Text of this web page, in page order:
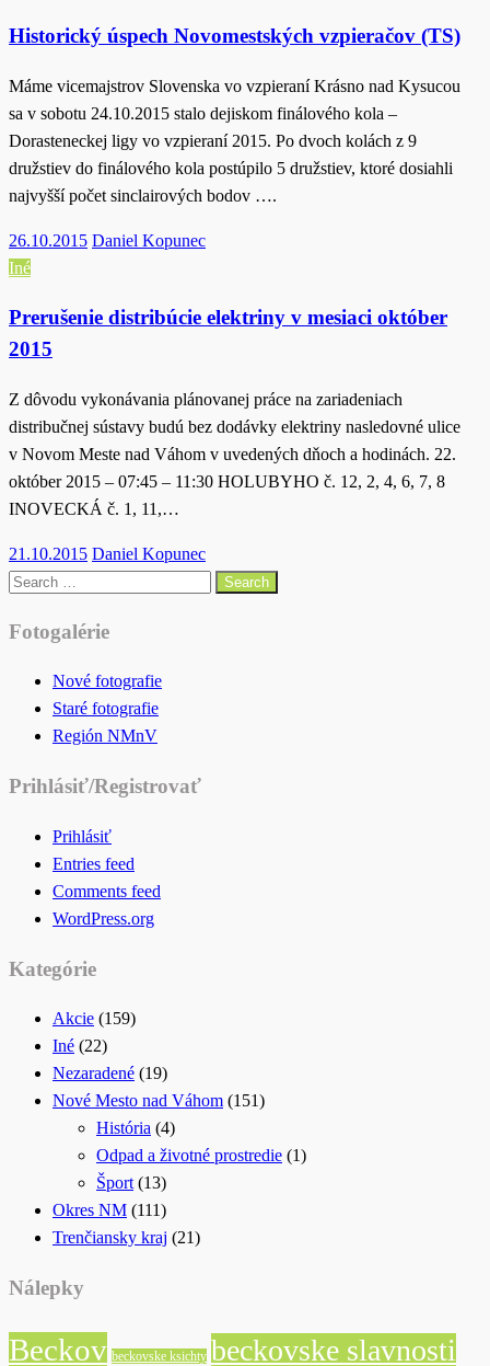
Historický úspech Novomestských vzpieračov (TS)
Máme vicemajstrov Slovenska vo vzpieraní Krásno nad Kysucou
sa v sobotu 24.10.2015 stalo dejiskom finálového kola –
Dorasteneckej ligy vo vzpieraní 2015. Po dvoch kolách z 9
družstiev do finálového kola postúpilo 5 družstiev, ktoré dosiahli
najvyšší počet sinclairových bodov ….
Posted
on
26.10.2015 Daniel Kopunec
Iné
Prerušenie distribúcie elektriny v mesiaci október
2015
Z dôvodu vykonávania plánovanej práce na zariadeniach
distribučnej sústavy budú bez dodávky elektriny nasledovné ulice
v Novom Meste nad Váhom v uvedených dňoch a hodinách. 22.
október 2015 – 07:45 – 11:30 HOLUBYHO č. 12, 2, 4, 6, 7, 8
INOVECKÁ č. 1, 11,…
Posted
on
21.10.2015 Daniel Kopunec
Search
Fotogalérie
Nové fotografie
Staré fotografie
Región NMnV
Prihlásiť/Registrovať
Prihlásiť
Entries feed
Comments feed
WordPress.org
Kategórie
Akcie (159)
Iné (22)
Nezaradené (19)
Nové Mesto nad Váhom (151)
História (4)
Odpad a životné prostredie (1)
Šport (13)
Okres NM (111)
Trenčiansky kraj (21)
Nálepky
Beckov beckovske ksichty beckovske slavnosti